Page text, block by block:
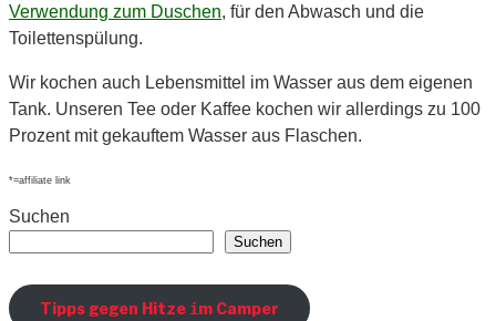
Verwendung zum Duschen, für den Abwasch und die
Toilettenspülung.
Wir kochen auch Lebensmittel im Wasser aus dem eigenen
Tank. Unseren Tee oder Kaffee kochen wir allerdings zu 100
Prozent mit gekauftem Wasser aus Flaschen.
*=affiliate link
Suchen
Suchen
Tipps gegen Hitze im Camper